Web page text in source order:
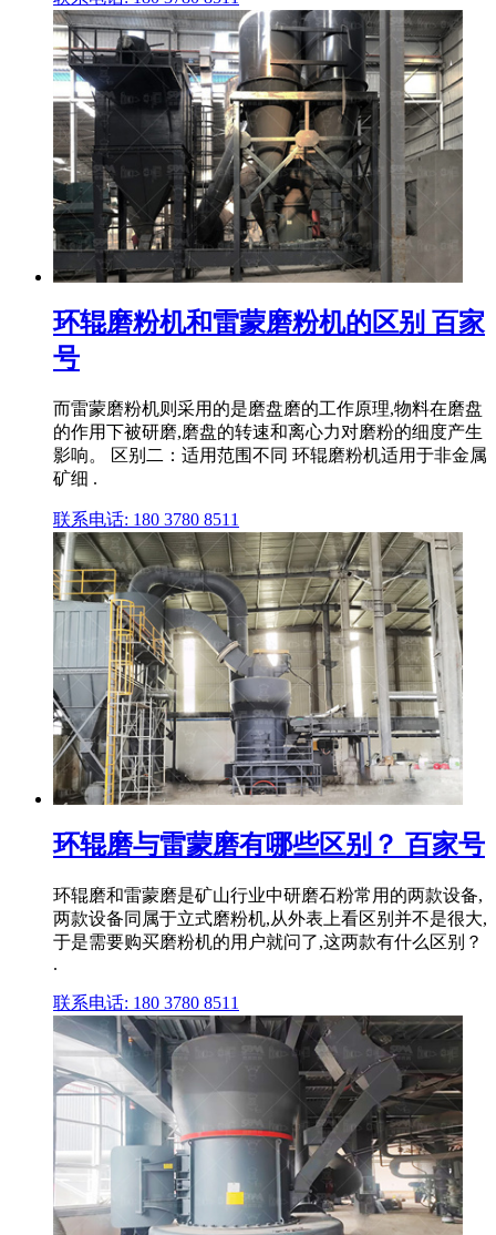
环辊磨粉机和雷蒙磨粉机的区别 百家
号
而雷蒙磨粉机则采用的是磨盘磨的工作原理,物料在磨盘
的作用下被研磨,磨盘的转速和离心力对磨粉的细度产生
影响。 区别二：适用范围不同 环辊磨粉机适用于非金属
矿细 .
联系电话: 180 3780 8511
环辊磨与雷蒙磨有哪些区别？ 百家号
环辊磨和雷蒙磨是矿山行业中研磨石粉常用的两款设备,
两款设备同属于立式磨粉机,从外表上看区别并不是很大,
于是需要购买磨粉机的用户就问了,这两款有什么区别？
.
联系电话: 180 3780 8511